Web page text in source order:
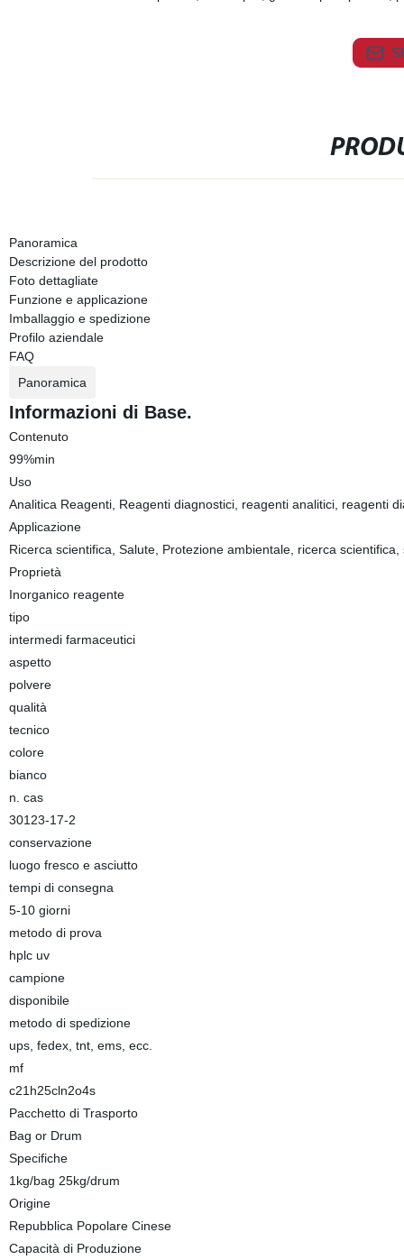
Panoramica
Descrizione del prodotto
Foto dettagliate
Funzione e applicazione
Imballaggio e spedizione
Profilo aziendale
FAQ
Panoramica
Informazioni di Base.
Contenuto
99%min
Uso
Analitica Reagenti, Reagenti diagnostici, reagenti analitici, reagenti
Applicazione
Ricerca scientifica, Salute, Protezione ambientale, ricerca
Proprietà
Inorganico reagente
tipo
intermedi farmaceutici
aspetto
polvere
qualità
tecnico
colore
bianco
n. cas
30123-17-2
conservazione
luogo fresco e asciutto
tempi di consegna
5-10 giorni
metodo di prova
hplc uv
campione
disponibile
metodo di spedizione
ups, fedex, tnt, ems, ecc.
mf
c21h25cln2o4s
Pacchetto di Trasporto
Bag or Drum
Specifiche
1kg/bag 25kg/drum
Origine
Repubblica Popolare Cinese
Capacità di Produzione